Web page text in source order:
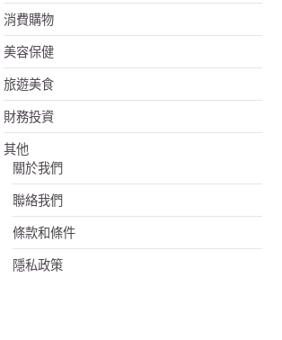
消費購物
美容保健
旅遊美食
財務投資
其他
關於我們
聯絡我們
條款和條件
隱私政策